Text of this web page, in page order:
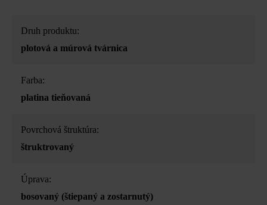
Druh produktu:
plotová a múrová tvárnica
Farba:
platina tieňovaná
Povrchová štruktúra:
štruktrovaný
Úprava:
bosovaný (štiepaný a zostarnutý)